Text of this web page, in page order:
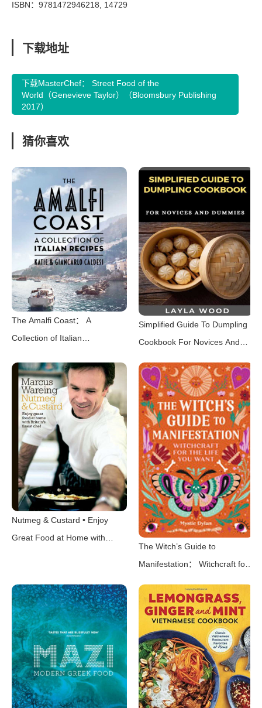
ISBN：9781472946218, 14729
下载地址
下载MasterChef： Street Food of the
World（Genevieve Taylor）（Bloomsbury Publishing
2017）
猜你喜欢
The Amalfi Coast： A
Collection of Italian
Giancarlo Caldesi）（Hardie
Grant Publishing 2022）
Simplified Guide To Dumpling
Cookbook For Novices And
（2021）
Nutmeg & Custard • Enjoy
Great Food at Home with
2013）
The Witch’s Guide to
Manifestation： Witchcraft for
Dylan）（Rockridge Press
2021）